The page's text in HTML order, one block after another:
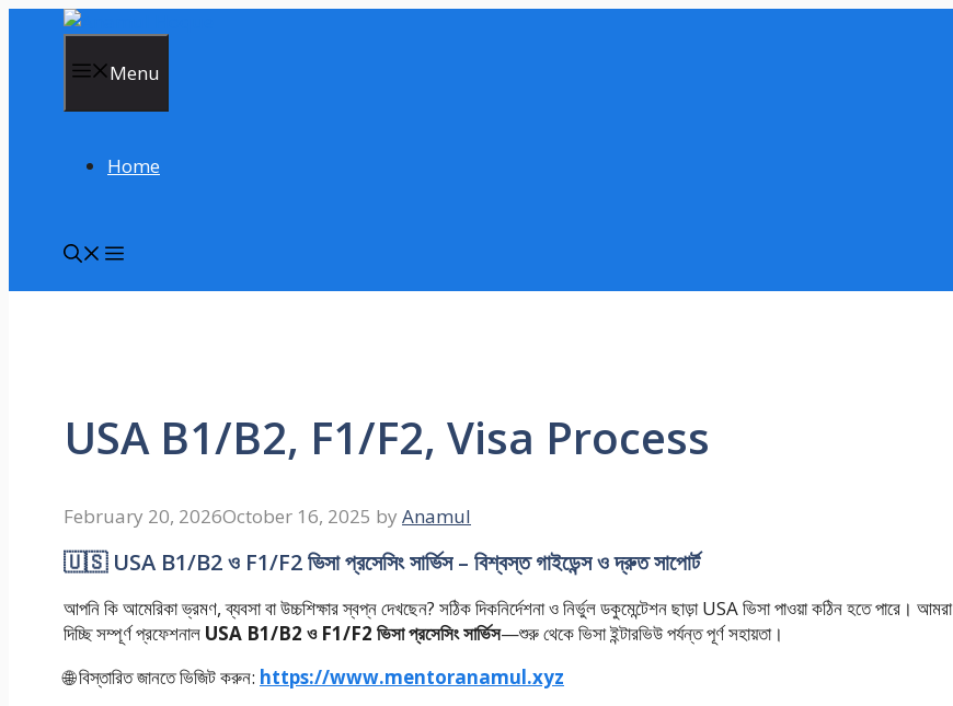
Menu
Home
USA B1/B2, F1/F2, Visa Process
February 20, 2026October 16, 2025 by Anamul
🇺🇸 USA B1/B2 ও F1/F2 ভিসা প্রসেসিং সার্ভিস – বিশ্বস্ত গাইডেন্স ও দ্রুত সাপোর্ট
আপনি কি আমেরিকা ভ্রমণ, ব্যবসা বা উচ্চশিক্ষার স্বপ্ন দেখছেন? সঠিক দিকনির্দেশনা ও নির্ভুল ডকুমেন্টেশন ছাড়া USA ভিসা পাওয়া কঠিন হতে পারে। আমরা
দিচ্ছি সম্পূর্ণ প্রফেশনাল USA B1/B2 ও F1/F2 ভিসা প্রসেসিং সার্ভিস—শুরু থেকে ভিসা ইন্টারভিউ পর্যন্ত পূর্ণ সহায়তা।
🌐 বিস্তারিত জানতে ভিজিট করুন: https://www.mentoranamul.xyz